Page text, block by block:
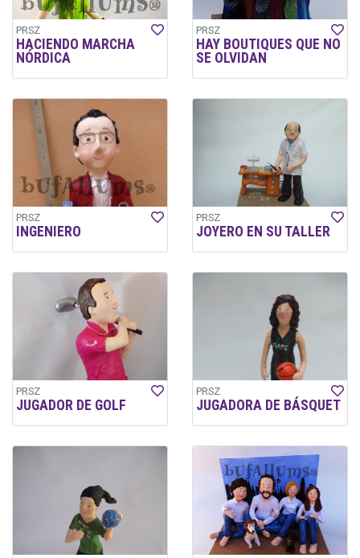
PRSZ
HACIENDO MARCHA
NÓRDICA
PRSZ
HAY BOUTIQUES QUE NO
SE OLVIDAN
PRSZ
INGENIERO
PRSZ
JOYERO EN SU TALLER
PRSZ
JUGADOR DE GOLF
PRSZ
JUGADORA DE BÁSQUET